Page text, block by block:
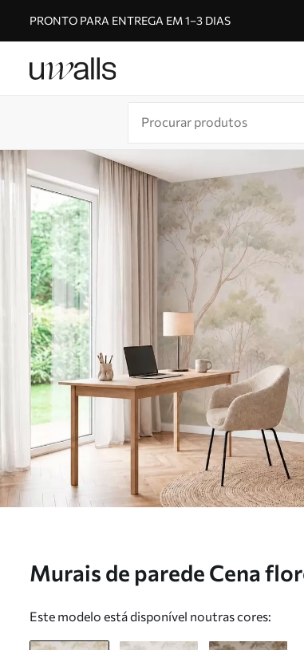
PRONTO PARA ENTREGA EM 1–3 DIAS
Murais de parede Cena
Este modelo está disponível noutras cores: